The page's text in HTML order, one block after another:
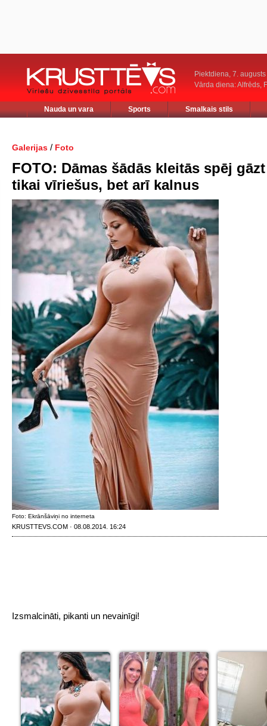
Piektdiena, 7. augusts
Vārda diena: Alfrēds,
Nauda un vara Sports Smalkais stils
Galerijas / Foto
FOTO: Dāmas šādās kleitās spēj
tikai vīriešus, bet arī kalnus
Foto: Ekrānšāviņi no interneta
KRUSTTEVS.COM · 08.08.2014. 16:24
Izsmalcināti, pikanti un nevainīgi!